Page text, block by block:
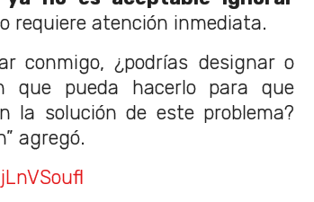
requiere atención inmediata.
conmigo, ¿podrías designar o
que pueda hacerlo para que
la solución de este problema?
agregó.